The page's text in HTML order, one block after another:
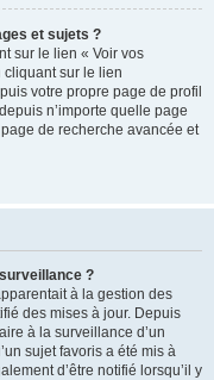
et sujets ?
sur le lien « Voir vos
cliquant sur le lien
votre propre page de profil
n’importe quelle page
de recherche avancée et
?
à la gestion des
des mises à jour. Depuis
à la surveillance d’un
sujet favoris a été mis à
d’être notifié lorsqu’il y